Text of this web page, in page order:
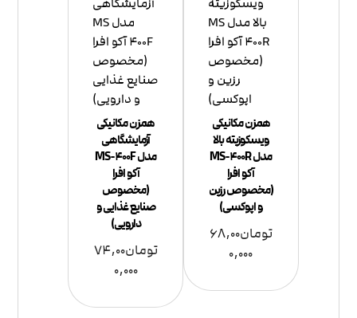
همزن مکانیکی
ویسکوزیته بالا
مدل MS-400R
آکو افرا
(مخصوص رزین
و اپوکسی)
تومان68,00
0,000
همزن مکانیکی
آزمایشگاهی
مدل MS-400F
آکو افرا
(مخصوص
صنایع غذایی و
دارویی)
تومان74,00
0,000